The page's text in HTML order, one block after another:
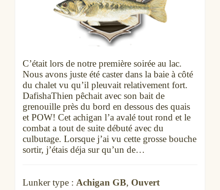
C’était lors de notre première soirée au lac.
Nous avons juste été caster dans la baie à côté
du chalet vu qu’il pleuvait relativement fort.
DafishaThien pêchait avec son bait de
grenouille près du bord en dessous des quais
et POW! Cet achigan l’a avalé tout rond et le
combat a tout de suite débuté avec du
culbutage. Lorsque j’ai vu cette grosse bouche
sortir, j’étais déja sur qu’un de…
Lunker type : Achigan GB, Ouvert